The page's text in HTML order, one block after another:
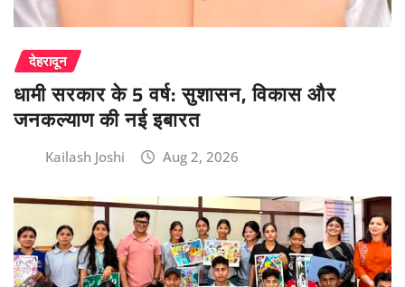
देहरादून
धामी सरकार के 5 वर्ष: सुशासन, विकास और
जनकल्याण की नई इबारत
Kailash Joshi Aug 2, 2026